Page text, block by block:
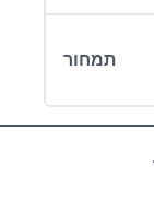
תמחור